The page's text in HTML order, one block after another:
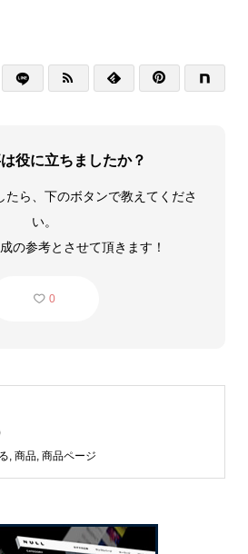
  
役に立ちましたか？
たら、下のボタンで教えてくださ
い。
の参考とさせて頂きます！
0
, 商品, 商品ページ